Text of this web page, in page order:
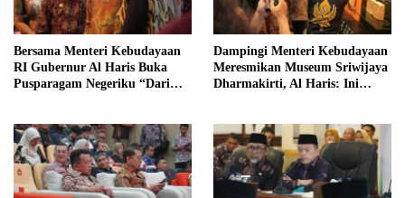
Bersama Menteri Kebudayaan
RI Gubernur Al Haris Buka
Pusparagam Negeriku “Dari
Dampingi Menteri Kebudayaan
Meresmikan Museum Sriwijaya
Dharmakirti, Al Haris: Ini